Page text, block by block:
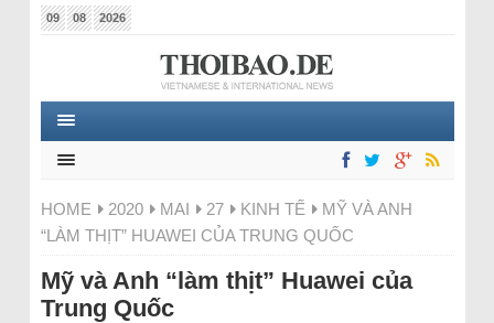
09 08 2026
HOME 2020 MAI 27 KINH TẾ
MỸ VÀ ANH
“LÀM THỊT” HUAWEI CỦA TRUNG QUỐC
Mỹ và Anh “làm thịt” Huawei của
Trung Quốc